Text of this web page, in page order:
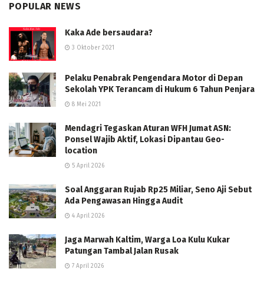
POPULAR NEWS
Kaka Ade bersaudara?
3 Oktober 2021
Pelaku Penabrak Pengendara Motor di Depan
Sekolah YPK Terancam di Hukum 6 Tahun Penjara
8 Mei 2021
Mendagri Tegaskan Aturan WFH Jumat ASN:
Ponsel Wajib Aktif, Lokasi Dipantau Geo-
location
5 April 2026
Soal Anggaran Rujab Rp25 Miliar, Seno Aji Sebut
Ada Pengawasan Hingga Audit
4 April 2026
Jaga Marwah Kaltim, Warga Loa Kulu Kukar
Patungan Tambal Jalan Rusak
7 April 2026